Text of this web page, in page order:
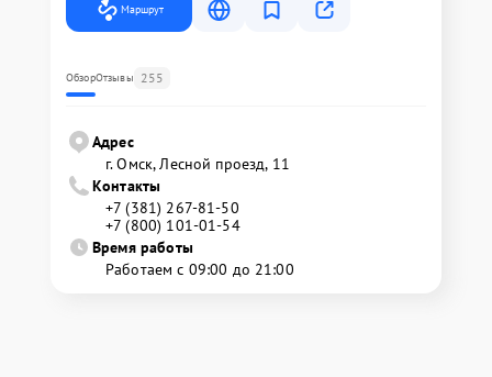
Маршрут
ОбзорОтзывы 255
Адрес
г. Омск, ​Лесной проезд, 11
Контакты
+7 (381) 267-81-50
+7 (800) 101-01-54
Время работы
Работаем с 09:00 до 21:00